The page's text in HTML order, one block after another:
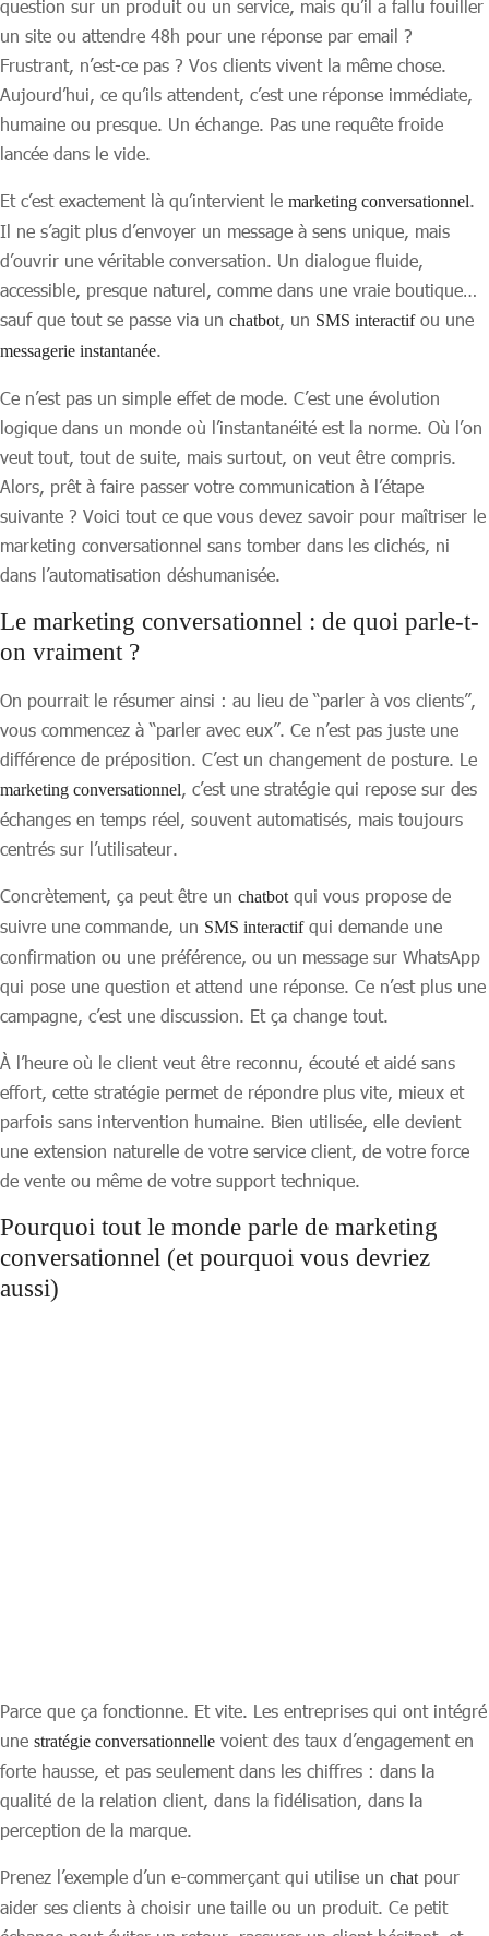
question sur un produit ou un service, mais qu’il a fallu fouiller
un site ou attendre 48h pour une réponse par email ?
Frustrant, n’est-ce pas ? Vos clients vivent la même chose.
Aujourd’hui, ce qu’ils attendent, c’est une réponse immédiate,
humaine ou presque. Un échange. Pas une requête froide
lancée dans le vide.
Et c’est exactement là qu’intervient le marketing conversationnel.
Il ne s’agit plus d’envoyer un message à sens unique, mais
d’ouvrir une véritable conversation. Un dialogue fluide,
accessible, presque naturel, comme dans une vraie boutique…
sauf que tout se passe via un chatbot, un SMS interactifou une
messagerie instantanée.
Ce n’est pas un simple effet de mode. C’est une évolution
logique dans un monde où l’instantanéité est la norme. Où l’on
veut tout, tout de suite, mais surtout, on veut être compris.
Alors, prêt à faire passer votre communication à l’étape
suivante ? Voici tout ce que vous devez savoir pour maîtriser le
marketing conversationnel sans tomber dans les clichés, ni
dans l’automatisation déshumanisée.
Le marketing conversationnel : de quoi parle-t-
on vraiment ?
On pourrait le résumer ainsi : au lieu de “parler à vos clients”,
vous commencez à “parler avec eux”. Ce n’est pas juste une
différence de préposition. C’est un changement de posture. Le
marketing conversationnel, c’est une stratégie qui repose sur des
échanges en temps réel, souvent automatisés, mais toujours
centrés sur l’utilisateur.
Concrètement, ça peut être un chatbot qui vous propose de
suivre une commande, un SMS interactifqui demande une
confirmation ou une préférence, ou un message sur WhatsApp
qui pose une question et attend une réponse. Ce n’est plus une
campagne, c’est une discussion. Et ça change tout.
À l’heure où le client veut être reconnu, écouté et aidé sans
effort, cette stratégie permet de répondre plus vite, mieux et
parfois sans intervention humaine. Bien utilisée, elle devient
une extension naturelle de votre service client, de votre force
de vente ou même de votre support technique.
Pourquoi tout le monde parle de marketing
conversationnel (et pourquoi vous devriez
aussi)
Parce que ça fonctionne. Et vite. Les entreprises qui ont intégré
une stratégie conversationnelle voient des taux d’engagement en
forte hausse, et pas seulement dans les chiffres : dans la
qualité de la relation client, dans la fidélisation, dans la
perception de la marque.
Prenez l’exemple d’un e-commerçant qui utilise un chat pour
aider ses clients à choisir une taille ou un produit. Ce petit